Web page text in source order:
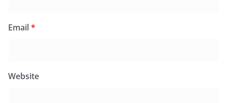
Email*
Website